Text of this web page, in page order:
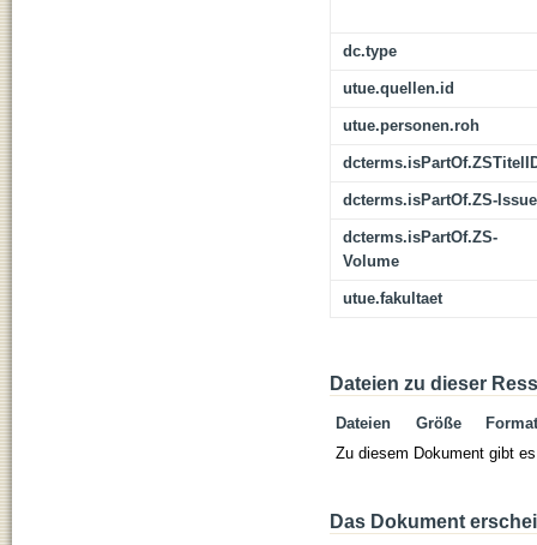
dc.type
utue.quellen.id
utue.personen.roh
dcterms.isPartOf.ZS-Issue
dcterms.isPartOf.ZS-
Volume
utue.fakultaet
Dateien zu dieser
Dateien Größe
Format
Zu diesem Dokument gibt
Das Dokument